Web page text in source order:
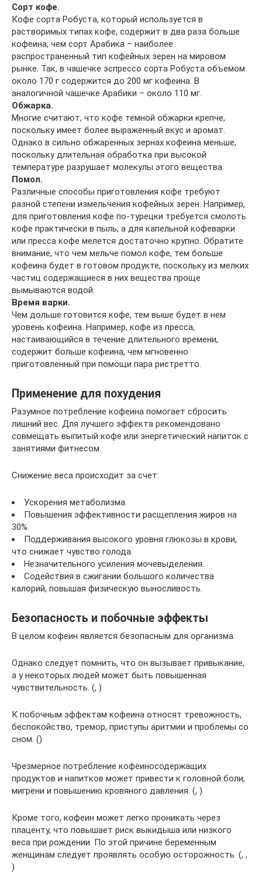
Сорт кофе.
Кофе сорта Робуста, который используется в
растворимых типах кофе, содержит в два раза больше
кофеина, чем сорт Арабика – наиболее
распространенный тип кофейных зерен на мировом
рынке. Так, в чашечке эспрессо сорта Робуста объемом
около 170 г содержится до 200 мг кофеина. В
аналогичной чашечке Арабики – около 110 мг.
Обжарка.
Многие считают, что кофе темной обжарки крепче,
поскольку имеет более выраженный вкус и аромат.
Однако в сильно обжаренных зернах кофеина меньше,
поскольку длительная обработка при высокой
температуре разрушает молекулы этого вещества.
Помол.
Различные способы приготовления кофе требуют
разной степени измельчения кофейных зерен. Например,
для приготовления кофе по-турецки требуется смолоть
кофе практически в пыль, а для капельной кофеварки
или пресса кофе мелется достаточно крупно. Обратите
внимание, что чем мельче помол кофе, тем больше
кофеина будет в готовом продукте, поскольку из мелких
частиц содержащиеся в них вещества проще
вымываются водой.
Время варки.
Чем дольше готовится кофе, тем выше будет в нем
уровень кофеина. Например, кофе из пресса,
настаивающийся в течение длительного времени,
содержит больше кофеина, чем мгновенно
приготовленный при помощи пара ристретто.
Применение для похудения
Разумное потребление кофеина помогает сбросить
лишний вес. Для лучшего эффекта рекомендовано
совмещать выпитый кофе или энергетический напиток с
занятиями фитнесом.
Снижение веса происходит за счет:
Ускорения метаболизма.
Повышения эффективности расщепления жиров на
30%.
Поддерживания высокого уровня глюкозы в крови,
что снижает чувство голода.
Незначительного усиления мочевыделения.
Содействия в сжигании большого количества
калорий, повышая физическую выносливость.
Безопасность и побочные эффекты
В целом кофеин является безопасным для организма.
Однако следует помнить, что он вызывает привыкание,
а у некоторых людей может быть повышенная
чувствительность. (, )
К побочным эффектам кофеина относят тревожность,
беспокойство, тремор, приступы аритмии и проблемы со
сном. ()
Чрезмерное потребление кофеиносодержащих
продуктов и напитков может привести к головной боли,
мигрени и повышению кровяного давления. (, )
Кроме того, кофеин может легко проникать через
плаценту, что повышает риск выкидыша или низкого
веса при рождении. По этой причине беременным
женщинам следует проявлять особую осторожность. (, ,
)